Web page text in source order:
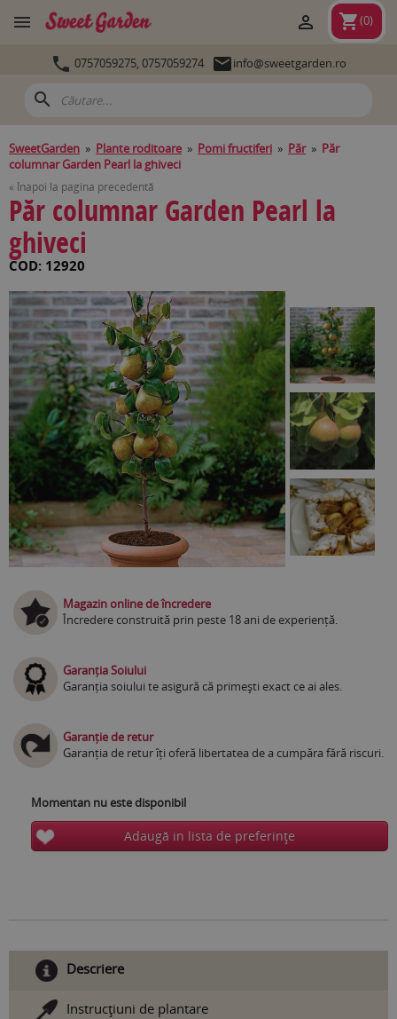
 shopping_cart(0)

 0757059275, 0757059274 info@sweetgarden.ro
search
SweetGarden » Plante roditoare » Pomi fructiferi » Păr» Păr
columnar Garden Pearl la ghiveci
« Înapoi la pagina precedentă
Păr columnar Garden Pearl la
ghiveci
COD: 12920
Magazin online de încredere
Încredere construită prin peste 18 ani de experiență.
Garanția Soiului
Garanția soiului te asigură că primești exact ce ai ales.
Garanție de retur
Garanția de retur îți oferă libertatea de a cumpăra fără riscuri.
Momentan nu este disponibil
Adaugă in lista de preferinţe
Descriere
Instrucţiuni de plantare